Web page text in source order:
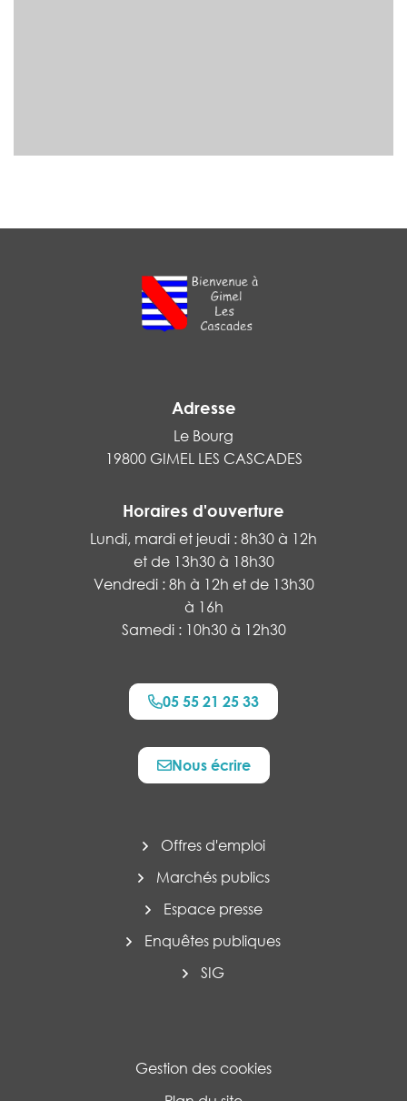
Adresse
Le Bourg
19800 GIMEL LES CASCADES
Horaires d'ouverture
Lundi, mardi et jeudi : 8h30 à 12h
et de 13h30 à 18h30
Vendredi : 8h à 12h et de 13h30
à 16h
Samedi : 10h30 à 12h30
05 55 21 25 33
Nous écrire
Offres d'emploi
Marchés publics
Espace presse
Enquêtes publiques
SIG
Gestion des cookies